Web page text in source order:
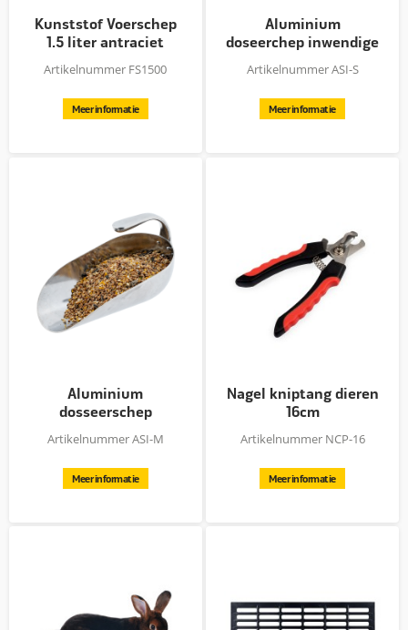
Kunststof Voerschep
1.5 liter antraciet
Artikelnummer FS1500
Meer informatie
Aluminium
doseerchep inwendige
handgreep - S
Artikelnummer ASI-S
Meer informatie
Aluminium
dosseerschep
inwendige handgreep
- M
Artikelnummer ASI-M
Meer informatie
Nagel kniptang dieren
16cm
Artikelnummer NCP-16
Meer informatie